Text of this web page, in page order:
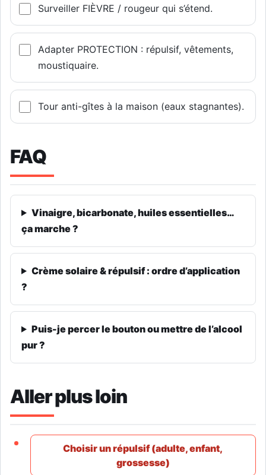
Surveiller FIÈVRE / rougeur qui s’étend.
Adapter PROTECTION : répulsif, vêtements,
moustiquaire.
Tour anti-gîtes à la maison (eaux stagnantes).
FAQ
Vinaigre, bicarbonate, huiles essentielles…
ça marche ?
Crème solaire & répulsif : ordre d’application
?
Puis-je percer le bouton ou mettre de l’alcool
pur ?
Aller plus loin
Choisir un répulsif (adulte, enfant,
grossesse)